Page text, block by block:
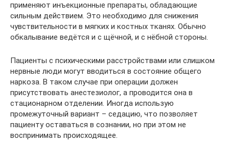
применяют инъекционные препараты, обладающие
сильным действием. Это необходимо для снижения
чувствительности в мягких и костных тканях. Обычно
обкалывание ведётся и с щёчной, и с нёбной стороны.
Пациенты с психическими расстройствами или слишком
нервные люди могут вводиться в состояние общего
наркоза. В таком случае при операции должен
присутствовать анестезиолог, а проводится она в
стационарном отделении. Иногда использую
промежуточный вариант – седацию, что позволяет
пациенту оставаться в сознании, но при этом не
воспринимать происходящее.